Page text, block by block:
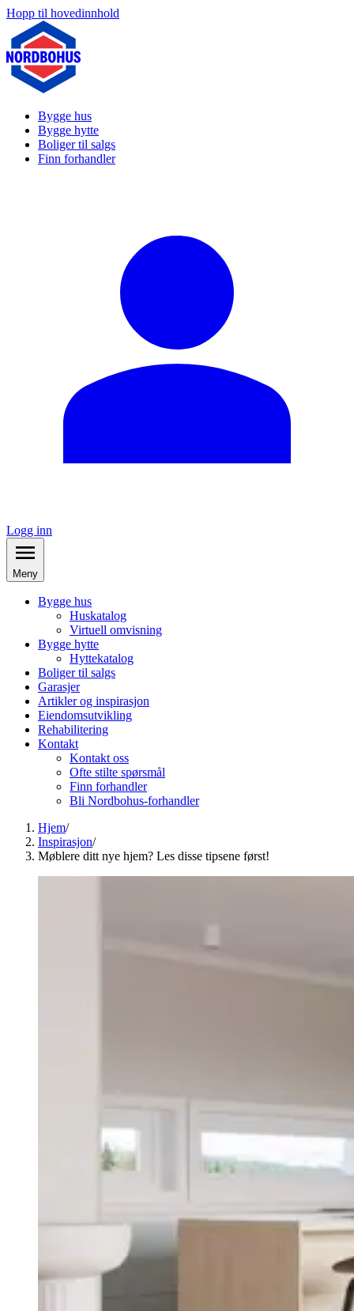
Hopp til hovedinnhold
Bygge hus
Bygge hytte
Boliger til salgs
Finn forhandler
Logg inn
Meny
Bygge hus
Huskatalog
Virtuell omvisning
Bygge hytte
Hyttekatalog
Boliger til salgs
Garasjer
Artikler og inspirasjon
Eiendomsutvikling
Rehabilitering
Kontakt
Kontakt oss
Ofte stilte spørsmål
Finn forhandler
Bli Nordbohus-forhandler
Hjem/
Inspirasjon/
Møblere ditt nye hjem? Les disse tipsene først!